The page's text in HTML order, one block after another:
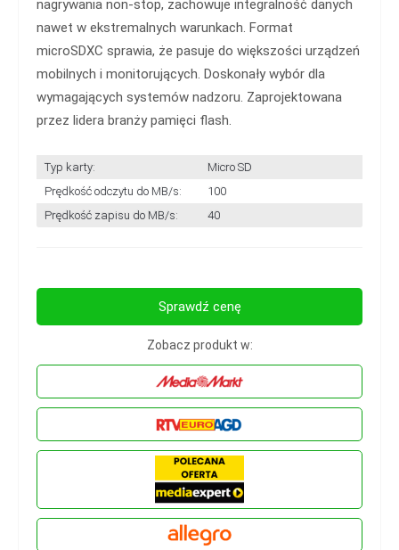
nagrywania non-stop, zachowuje integralność danych
nawet w ekstremalnych warunkach. Format
microSDXC sprawia, że pasuje do większości urządzeń
mobilnych i monitorujących. Doskonały wybór dla
wymagających systemów nadzoru. Zaprojektowana
przez lidera branży pamięci flash.
Typ karty:
Micro SD
Prędkość odczytu do MB/s:
100
Prędkość zapisu do MB/s:
40
Sprawdź cenę
Zobacz produkt w: